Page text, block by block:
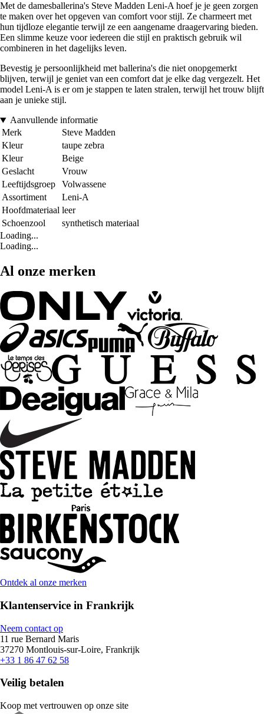
Met de damesballerina's Steve Madden Leni-A hoef je je geen zorgen
te maken over het opgeven van comfort voor stijl. Ze charmeert met
hun tijdloze elegantie terwijl ze een aangename draagervaring bieden.
Een slimme keuze voor iedereen die stijl en praktisch gebruik wil
combineren in het dagelijks leven.
Bevestig je persoonlijkheid met ballerina's die niet onopgemerkt
blijven, terwijl je geniet van een comfort dat je elke dag vergezelt. Het
model Leni-A is er om je stappen te laten stralen, terwijl het trouw blijft
aan je unieke stijl.
Aanvullende informatie
Merk
Steve Madden
Kleur
taupe zebra
Kleur
Beige
Geslacht
Vrouw
Leeftijdsgroep
Volwassene
Assortiment
Leni-A
Hoofdmateriaal leer
Schoenzool
synthetisch materiaal
Loading...
Loading...
Al onze merken
Ontdek al onze merken
Klantenservice in Frankrijk
Neem contact op
11 rue Bernard Maris
37270 Montlouis-sur-Loire, Frankrijk
+33 1 86 47 62 58
Veilig betalen
Koop met vertrouwen op onze site